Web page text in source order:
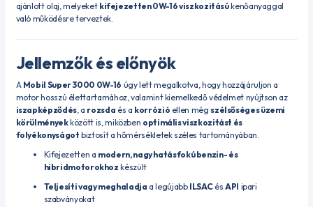
ajánlott olaj, melyeket kifejezetten 0W-16 viszkozitásúkenőanyaggal
való működésre terveztek.
Jellemzők és előnyök
A Mobil Super 3000 0W-16 úgy lett megalkotva, hogy hozzájáruljon a
motor hosszú élettartamához, valamint kiemelkedő védelmet nyújtson az
iszapképződés, a rozsda és a korrózió ellen mégszélsőséges üzemi
körülményekközött is, miközben optimális viszkozitást és
folyékonyságot biztosít a hőmérsékletek széles tartományában.
Kifejezetten a modern, nagy hatásfokú benzin- és
hibridmotorokhoz készült
Teljesíti vagy meghaladja a legújabb ILSACés API ipari
szabványokat